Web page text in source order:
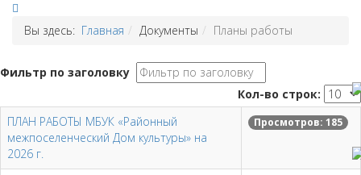
Вы здесь: Главная Документы Планы работы
Фильтр по заголовку
Кол-во строк:
ПЛАН РАБОТЫ МБУК «Районный
межпоселенческий Дом культуры» на
2026 г.
Просмотров: 185